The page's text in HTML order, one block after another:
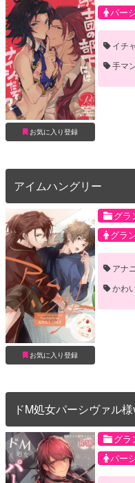
お気に入り登録
パー
イチ
手マ
アイムハングリー
お気に入り登録
グラ
グラ
アナ
かわ
ドM処女パーシヴァル
グラ
パー